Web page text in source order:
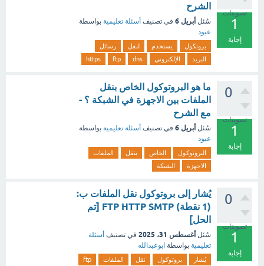
تصويتات
1
إجابة
الشرح
سُئل أبريل 6 في تصنيف أسئلة تعليمية بواسطة
عبود
بروتكول يستخدم لنقل
رسائل
البريد
الإلكتروني dns
ftp
https
0
تصويتات
1
إجابة
ما هو البروتوكول الخاص بنقل
الملفات بين الاجهزة في الشبكة ؟ -
مع الشرح
سُئل أبريل 6 في تصنيف أسئلة تعليمية بواسطة
عبود
البروتوكول الخاص بنقل
الملفات
الاجهزة
الشبكة
0
تصويتات
1
إجابة
يُشار إلى بروتوكول نقل الملفات ب:
(1 نقطة) FTP HTTP SMTP [تم
الحل]
سُئل أغسطس 31، 2025 في تصنيف أسئلة
تعليمية بواسطة ابوعبدالله
يُشار بروتوكول نقل الملفات
ftp